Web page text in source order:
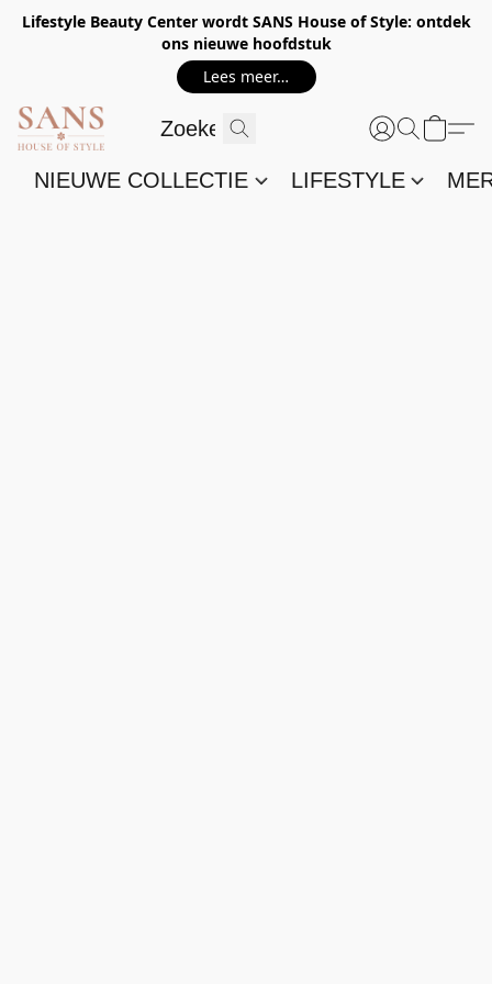
Lifestyle Beauty Center wordt SANS House of Style: ontdek
ons nieuwe hoofdstuk
Lees meer…
NIEUWE COLLECTIE LIFESTYLE